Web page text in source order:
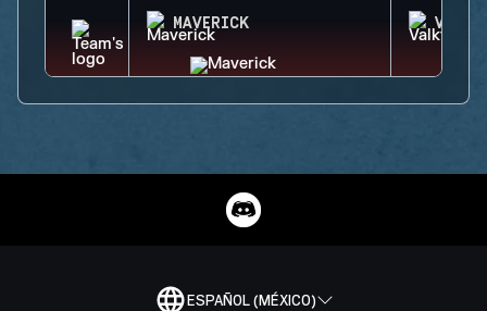
MAVERICK
ESPAÑOL (MÉXICO)